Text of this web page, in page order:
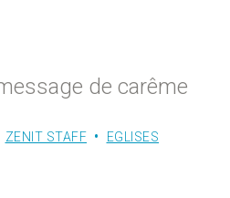
de carême
ZENIT STAFF
EGLISES